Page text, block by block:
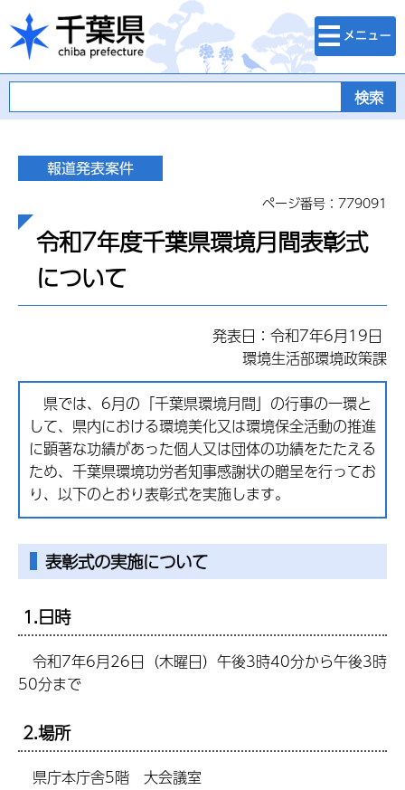
千葉県
検索・メニュ
ー
ページ番号：779091
令和7年度千葉県環境月間表彰式
について
発表日：令和7年6月19日
環境生活部環境政策課
県では、6月の「千葉県環境月間」の行事の一環と
して、県内における環境美化又は環境保全活動の推進
に顕著な功績があった個人又は団体の功績をたたえる
ため、千葉県環境功労者知事感謝状の贈呈を行ってお
り、以下のとおり表彰式を実施します。
表彰式の実施について
1.日時
令和7年6月26日（木曜日）午後3時40分から午後3時
50分まで
2.場所
県庁本庁舎5階 大会議室